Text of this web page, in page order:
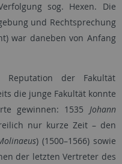
sog. Hexen. Die
und Rechtsprechung
war daneben von Anfang
Reputation der Fakultät
die junge Fakultät konnte
gewinnen: 1535 Johann
nur kurze Zeit – den
) (1500–1566) sowie
der letzten Vertreter des